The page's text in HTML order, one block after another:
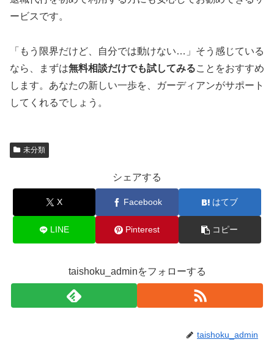
ービスです。
「もう限界だけど、自分では動けない…」そう感じている
なら、まずは無料相談だけでも試してみることをおすすめ
します。あなたの新しい一歩を、ガーディアンがサポート
してくれるでしょう。
未分類
シェアする
X Facebook はてブ
LINE Pinterest コピー
taishoku_adminをフォローする
taishoku_admin